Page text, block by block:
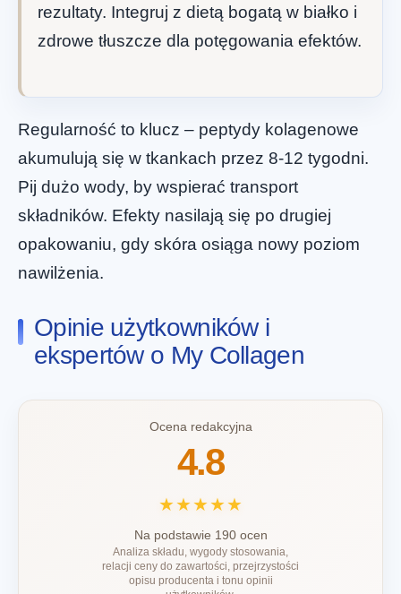
rezultaty. Integruj z dietą bogatą w białko i
zdrowe tłuszcze dla potęgowania efektów.
Regularność to klucz – peptydy kolagenowe
akumulują się w tkankach przez 8-12 tygodni.
Pij dużo wody, by wspierać transport
składników. Efekty nasilają się po drugiej
opakowaniu, gdy skóra osiąga nowy poziom
nawilżenia.
Opinie użytkowników i
ekspertów o My Collagen
Ocena redakcyjna
4.8
★★★★★
Na podstawie 190 ocen
Analiza składu, wygody stosowania,
relacji ceny do zawartości, przejrzystości
opisu producenta i tonu opinii